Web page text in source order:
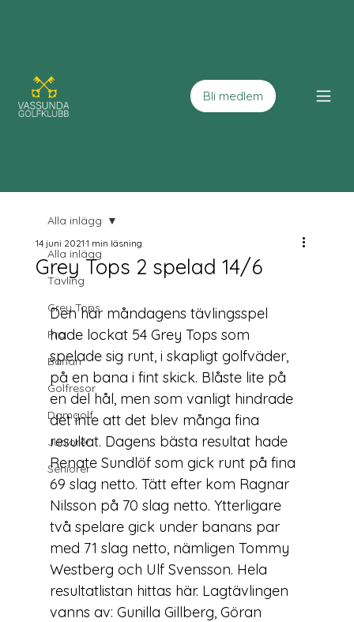
Bli medlem
Alla inlägg
Tävling
Grey Tops
Pro
Banan
Golfresor
Damgolf
Juniorer
Seniorer
Alla inlägg
Grey Tops 2 spelad 14/6
14 juni 20211 min läsning
Den här måndagens tävlingsspel
hade lockat 54 Grey Tops som
spelade sig runt, i skapligt golfväder,
på en bana i fint skick. Blåste lite på
en del hål, men som vanligt hindrade
det inte att det blev många fina
resultat. Dagens bästa resultat hade
Renate Sundlöf som gick runt på fina
69 slag netto. Tätt efter kom Ragnar
Nilsson på 70 slag netto. Ytterligare
två spelare gick under banans par
med 71 slag netto, nämligen Tommy
Westberg och Ulf Svensson. Hela
resultatlistan hittas här. Lagtävlingen
vanns av: Gunilla Gillberg, Göran